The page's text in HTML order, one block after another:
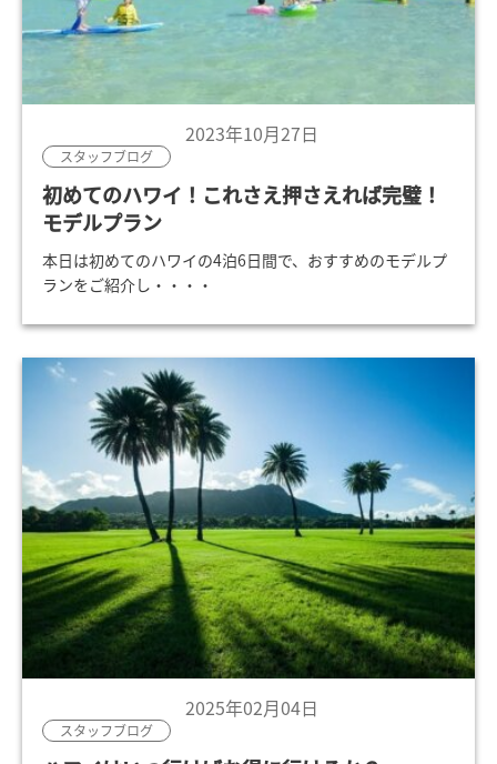
2023年10月27日
スタッフブログ
初めてのハワイ！これさえ押さえれば完璧！
モデルプラン
本日は初めてのハワイの4泊6日間で、おすすめのモデルプ
ランをご紹介し・・・・
2025年02月04日
スタッフブログ